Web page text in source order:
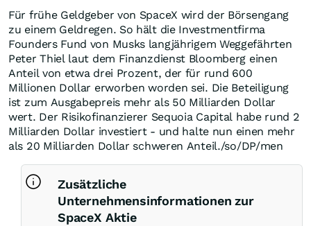
Für frühe Geldgeber von SpaceX wird der Börsengang
zu einem Geldregen. So hält die Investmentfirma
Founders Fund von Musks langjährigem Weggefährten
Peter Thiel laut dem Finanzdienst Bloomberg einen
Anteil von etwa drei Prozent, der für rund 600
Millionen Dollar erworben worden sei. Die Beteiligung
ist zum Ausgabepreis mehr als 50 Milliarden Dollar
wert. Der Risikofinanzierer Sequoia Capital habe rund 2
Milliarden Dollar investiert - und halte nun einen mehr
als 20 Milliarden Dollar schweren Anteil./so/DP/men
Zusätzliche
Unternehmensinformationen zur
SpaceX Aktie